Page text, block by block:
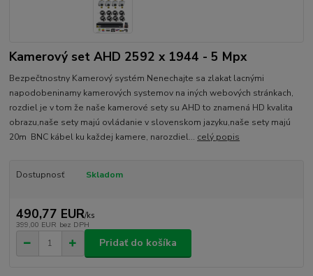
Kamerový set AHD 2592 x 1944 - 5 Mpx
Bezpečtnostny Kamerový systém Nenechajte sa zlakat lacnými
napodobeninamy kamerových systemov na iných webových stránkach,
rozdiel je v tom že naše kamerové sety su AHD to znamená HD kvalita
obrazu,naše sety majú ovládanie v slovenskom jazyku,naše sety majú
20m BNC kábel ku každej kamere, narozdiel... celý popis
Dostupnosť Skladom
490,77 EUR/ks
399,00 EUR bez DPH
Pridať do košíka